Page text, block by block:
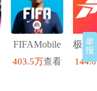
FIFAMobile
403.5万查看
举
报